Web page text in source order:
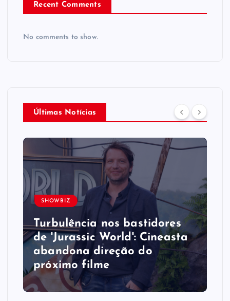
Recent Comments
No comments to show.
Últimas Notícias
SHOWBIZ
Turbulência nos bastidores
de 'Jurassic World': Cineasta
abandona direção do
próximo filme